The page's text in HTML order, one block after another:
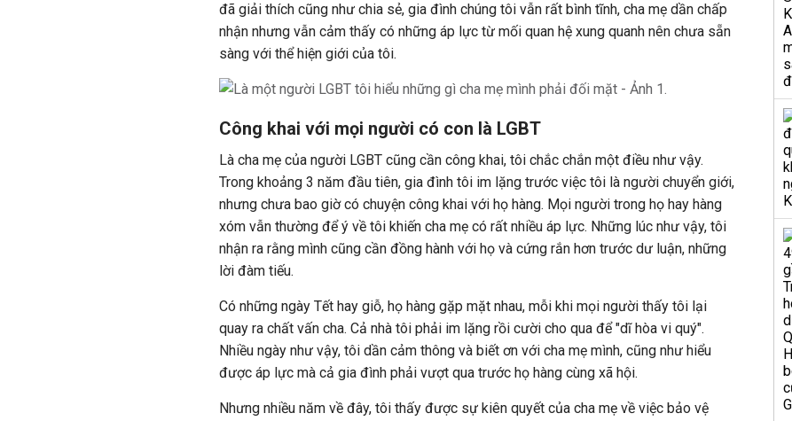
đã giải thích cũng như chia sẻ, gia đình chúng tôi vẫn rất bình tĩnh, cha mẹ dần chấp
nhận nhưng vẫn cảm thấy có những áp lực từ mối quan hệ xung quanh nên chưa sẵn
sàng với thể hiện giới của tôi.
Công khai với mọi người có con là LGBT
Là cha mẹ của người LGBT cũng cần công khai, tôi chắc chắn một điều như vậy.
Trong khoảng 3 năm đầu tiên, gia đình tôi im lặng trước việc tôi là người chuyển giới,
nhưng chưa bao giờ có chuyện công khai với họ hàng. Mọi người trong họ hay hàng
xóm vẫn thường để ý về tôi khiến cha mẹ có rất nhiều áp lực. Những lúc như vậy, tôi
nhận ra rằng mình cũng cần đồng hành với họ và cứng rắn hơn trước dư luận, những
lời đàm tiếu.
Có những ngày Tết hay giỗ, họ hàng gặp mặt nhau, mỗi khi mọi người thấy tôi lại
quay ra chất vấn cha. Cả nhà tôi phải im lặng rồi cười cho qua để "dĩ hòa vi quý".
Nhiều ngày như vậy, tôi dần cảm thông và biết ơn với cha mẹ mình, cũng như hiểu
được áp lực mà cả gia đình phải vượt qua trước họ hàng cùng xã hội.
Nhưng nhiều năm về đây, tôi thấy được sự kiên quyết của cha mẹ về việc bảo vệ